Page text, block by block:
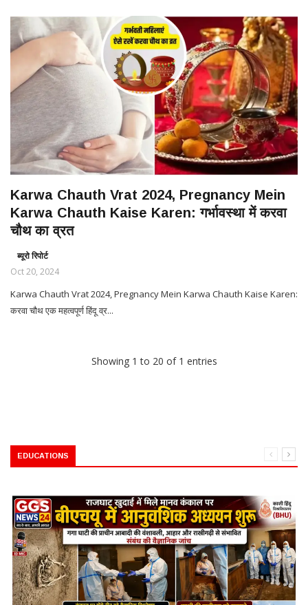
Karwa Chauth Vrat 2024, Pregnancy Mein
Karwa Chauth Kaise Karen: गर्भावस्था में करवा
चौथ का व्रत
ब्यूरो रिपोर्ट
Oct 20, 2024
Karwa Chauth Vrat 2024, Pregnancy Mein Karwa Chauth Kaise Karen:
करवा चौथ एक महत्वपूर्ण हिंदू व्र...
Showing 1 to 20 of 1 entries
EDUCATIONS